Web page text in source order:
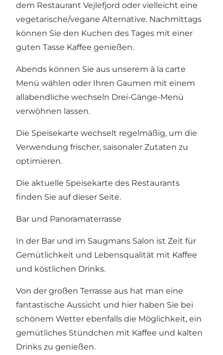
dem Restaurant Vejlefjord oder vielleicht eine
vegetarische/vegane Alternative. Nachmittags
können Sie den Kuchen des Tages mit einer
guten Tasse Kaffee genießen.
Abends können Sie aus unserem à la carte
Menü wählen oder Ihren Gaumen mit einem
allabendliche wechseln Drei-Gänge-Menü
verwöhnen lassen.
Die Speisekarte wechselt regelmäßig, um die
Verwendung frischer, saisonaler Zutaten zu
optimieren.
Die aktuelle Speisekarte des Restaurants
finden Sie auf dieser Seite.
Bar und Panoramaterrasse
In der Bar und im Saugmans Salon ist Zeit für
Gemütlichkeit und Lebensqualität mit Kaffee
und köstlichen Drinks.
Von der großen Terrasse aus hat man eine
fantastische Aussicht und hier haben Sie bei
schönem Wetter ebenfalls die Möglichkeit, ein
gemütliches Stündchen mit Kaffee und kalten
Drinks zu genießen.